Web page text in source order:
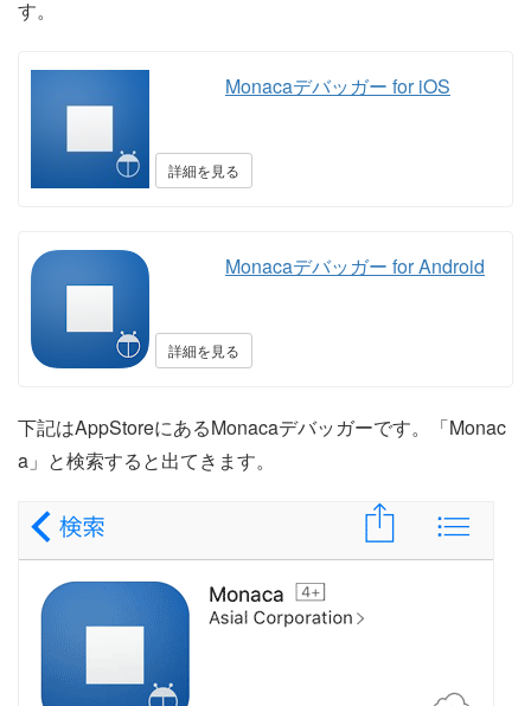
す。
下記はAppStoreにあるMonacaデバッガーです。「Monac
a」と検索すると出てきます。